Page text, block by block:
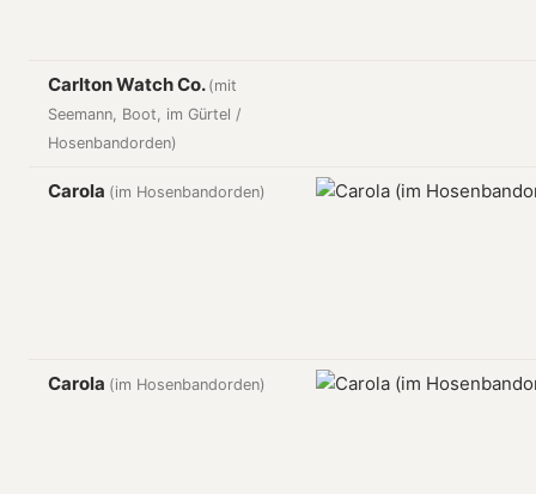
Carlton Watch Co. (mit
Seemann, Boot, im Gürtel /
Hosenbandorden)
Carola (im Hosenbandorden)
Carola (im Hosenbandorden)